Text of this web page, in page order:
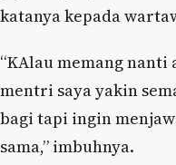
katanya kepada
“KAlau memang
mentri saya yakin
bagi tapi ingin
sama,” imbuhnya.